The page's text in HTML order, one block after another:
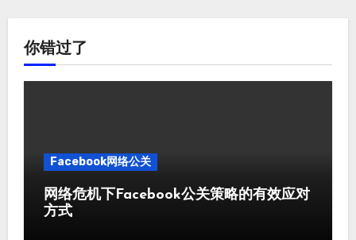
你错过了
Facebook网络公关
网络危机下Facebook公关策略的有效应对
方式